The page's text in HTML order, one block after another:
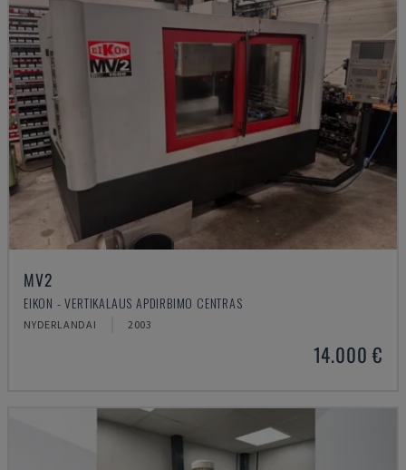
MV2
EIKON - VERTIKALAUS APDIRBIMO CENTRAS
NYDERLANDAI 2003
14.000 €